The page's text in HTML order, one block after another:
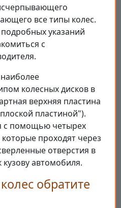
все типы колес.
указаний
с
колесных дисков в
верхняя пластина
пластиной").
с помощью четырех
проходят через
отверстия в
кузову автомобиля.
обратите